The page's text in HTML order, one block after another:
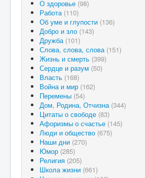
О здоровье (98)
Работа (110)
Об уме и глупости (136)
Добро и зло (143)
Дружба (101)
Слова, слова, слова (151)
Жизнь и смерть (399)
Сердце и разум (50)
Власть (168)
Война и мир (162)
Перемены (54)
Дом, Родина, Отчизна (344)
Цитаты о свободе (83)
Афоризмы о счастье (145)
Люди и общество (675)
Наши дни (270)
Юмор (285)
Религия (205)
Школа жизни (661)